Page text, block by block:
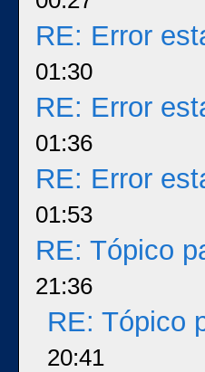
RE: Error
01:30
RE: Error
01:36
RE: Error
01:53
RE: Tópico
21:36
RE: Tópico
20:41